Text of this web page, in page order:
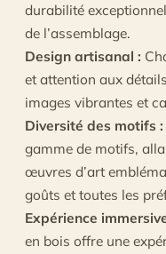
durabilité
de l’assemblage.
Design artisanal :
et attention aux
images vibrantes et
Diversité des motifs :
gamme de motifs,
œuvres d’art
goûts et toutes les
Expérience
en bois offre une